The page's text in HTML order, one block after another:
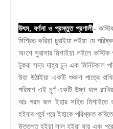
উৎস, বর্ণনা ও প্রস্তুত প্রণালী-
মিশ্রিত করিয়া চুরাইয়া লইয়া যে
অংশে সুরাসার মিশাইয়া লইলে
টুকরা সদ্য দাহ্য চুন এক মিনিটকাল
উহা উঠাইয়া একটি শুকনা পাত্রে
পরিমাণ এই চূর্ণ একটি উষ্ণ খলে
আঃ গরম জল ইহার সহিত
হইবার পূর্বে পরে ইহাকে পরিশ্রুত
উত্তপ্ত হইয়া লাল হইয়া যায় এবং পরে